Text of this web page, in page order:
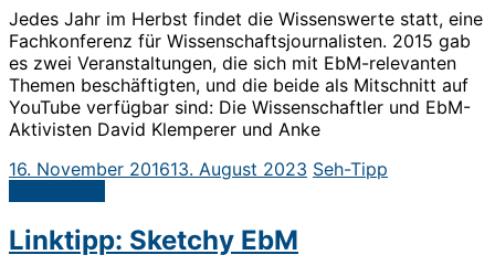
Jedes Jahr im Herbst findet die Wissenswerte statt, eine
Fachkonferenz für Wissenschaftsjournalisten. 2015 gab
es zwei Veranstaltungen, die sich mit EbM-relevanten
Themen beschäftigten, und die beide als Mitschnitt auf
YouTube verfügbar sind: Die Wissenschaftler und EbM-
Aktivisten David Klemperer und Anke
16. November 201613. August 2023 Seh-Tipp
Linktipp: Sketchy EbM